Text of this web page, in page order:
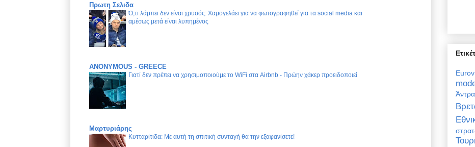
Πρωτη Σελιδα
Ό,τι λάμπει δεν είναι χρυσός: Χαμογελάει για να φωτογραφηθεί για τα social media και
αμέσως μετά είναι λυπημένος
ANONYMOUS - GREECE
Γιατί δεν πρέπει να χρησιμοποιούμε το WiFi στα Airbnb - Πρώην χάκερ προειδοποιεί
Μαρτυριάρης
Κυτταρίτιδα: Με αυτή τη σπιτική συνταγή θα την εξαφανίσετε!